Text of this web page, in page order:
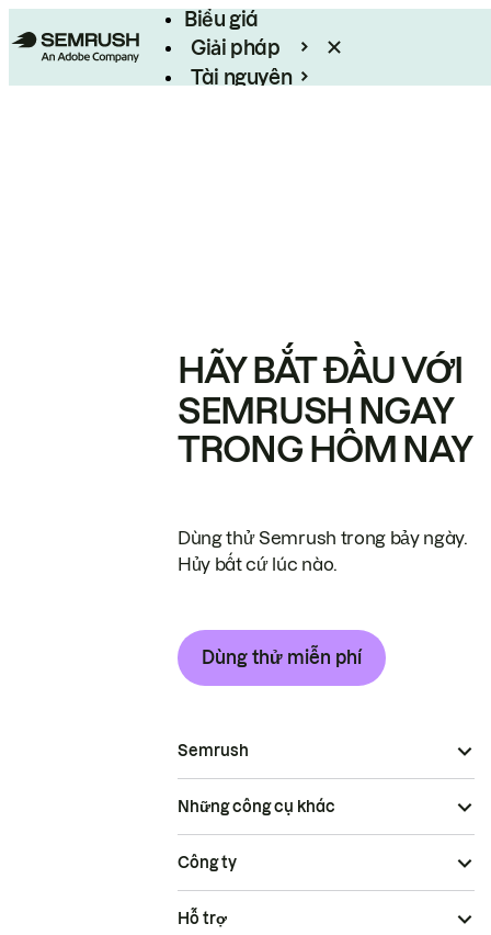
Biểu giá
Giải pháp
Tài nguyên
HÃY BẮT ĐẦU VỚI
SEMRUSH NGAY
TRONG HÔM NAY
Dùng thử Semrush trong bảy ngày.
Hủy bất cứ lúc nào.
Dùng thử miễn phí
Semrush
Những công cụ khác
Công ty
Hỗ trợ